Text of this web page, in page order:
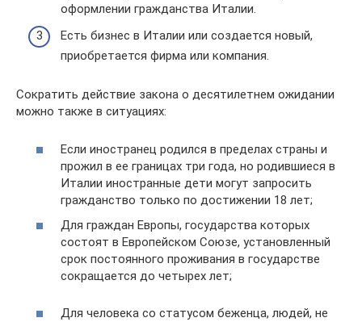
оформлении гражданства Италии.
Есть бизнес в Италии или создается новый,
приобретается фирма или компания.
Сократить действие закона о десятилетнем ожидании
можно также в ситуациях:
Если иностранец родился в пределах страны и
прожил в ее границах три года, но родившиеся в
Италии иностранные дети могут запросить
гражданство только по достижении 18 лет;
Для граждан Европы, государства которых
состоят в Европейском Союзе, установленный
срок постоянного проживания в государстве
сокращается до четырех лет;
Для человека со статусом беженца, людей, не